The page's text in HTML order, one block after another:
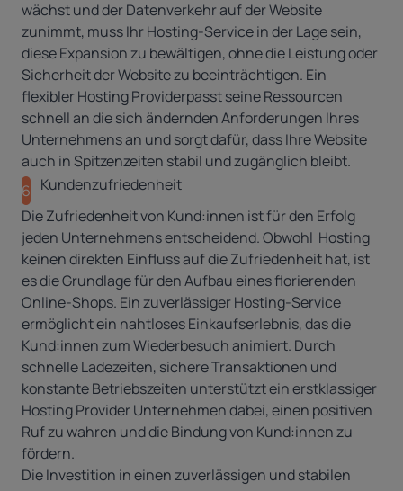
wächst und der Datenverkehr auf der Website
zunimmt, muss Ihr Hosting-Service in der Lage sein,
diese Expansion zu bewältigen, ohne die Leistung oder
Sicherheit der Website zu beeinträchtigen. Ein
flexibler Hosting Providerpasst seine Ressourcen
schnell an die sich ändernden Anforderungen Ihres
Unternehmens an und sorgt dafür, dass Ihre Website
auch in Spitzenzeiten stabil und zugänglich bleibt.
6 Kundenzufriedenheit
Die Zufriedenheit von Kund:innen ist für den Erfolg
jeden Unternehmens entscheidend. Obwohl Hosting
keinen direkten Einfluss auf die Zufriedenheit hat, ist
es die Grundlage für den Aufbau eines florierenden
Online-Shops. Ein zuverlässiger Hosting-Service
ermöglicht ein nahtloses Einkaufserlebnis, das die
Kund:innen zum Wiederbesuch animiert. Durch
schnelle Ladezeiten, sichere Transaktionen und
konstante Betriebszeiten unterstützt ein erstklassiger
Hosting Provider Unternehmen dabei, einen positiven
Ruf zu wahren und die Bindung von Kund:innen zu
fördern.
Die Investition in einen zuverlässigen und stabilen